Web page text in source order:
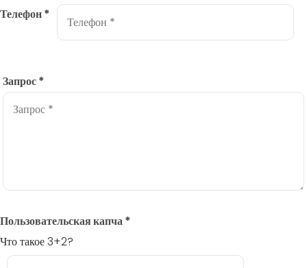
Телефон*
Запрос*
Пользовательская капча*
Что такое 3+2?